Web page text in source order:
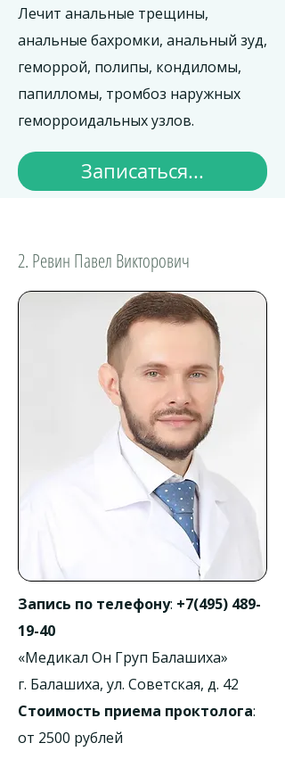
Лечит анальные трещины,
анальные бахромки, анальный зуд,
геморрой, полипы, кондиломы,
папилломы, тромбоз наружных
геморроидальных узлов.
Записаться...
2. Ревин Павел Викторович
Запись по телефону: +7(495) 489-
19-40
«Медикал Он Груп Балашиха»
г. Балашиха, ул. Советская, д. 42
Стоимость приема проктолога:
от 2500 рублей